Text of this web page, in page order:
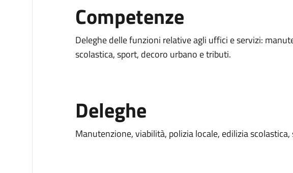
Competenze
Deleghe delle funzioni relative agli uffici e servizi:
scolastica, sport, decoro urbano e tributi.
Deleghe
Manutenzione, viabilità, polizia locale, edilizia